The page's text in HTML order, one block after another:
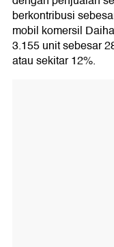
berkontribusi
mobil komersil
3.155 unit sebesar
atau sekitar 12%.